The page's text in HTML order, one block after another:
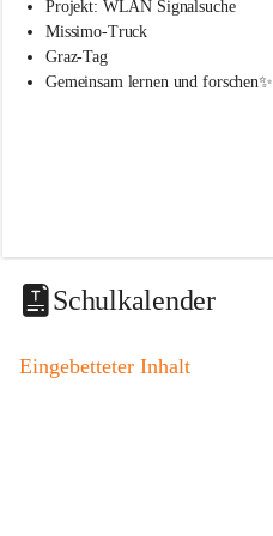
s
s
c
i
t
a
o
Projekt: WLAN Signalsuche
Missimo-Truck
Graz-Tag
Gemeinsam lernen und forschen✨
Schulkalender
Eingebetteter Inhalt